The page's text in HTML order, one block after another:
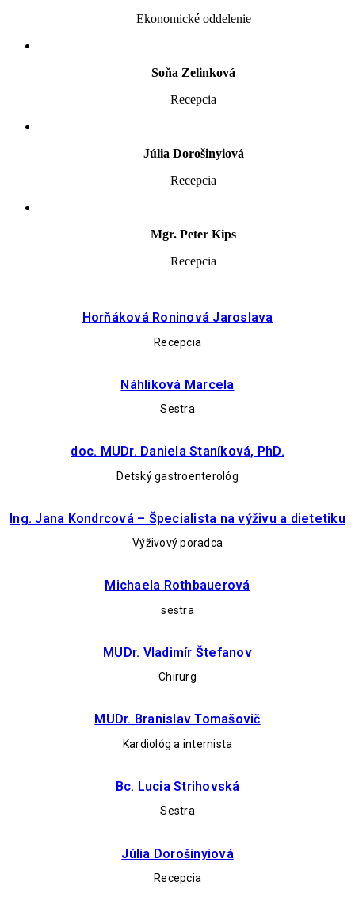
Ekonomické oddelenie
Soňa Zelinková
Recepcia
Júlia Dorošinyiová
Recepcia
Mgr. Peter Kips
Recepcia
Horňáková Roninová Jaroslava
Recepcia
Náhliková Marcela
Sestra
doc. MUDr. Daniela Staníková, PhD.
Detský gastroenterológ
Ing. Jana Kondrcová – Špecialista na výživu a dietetiku
Výživový poradca
Michaela Rothbauerová
sestra
MUDr. Vladimír Štefanov
Chirurg
MUDr. Branislav Tomašovič
Kardiológ a internista
Bc. Lucia Strihovská
Sestra
Júlia Dorošinyiová
Recepcia